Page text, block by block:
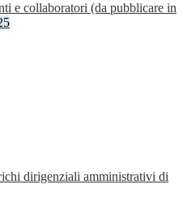
e collaboratori (da pubblicare in
dirigenziali amministrativi di